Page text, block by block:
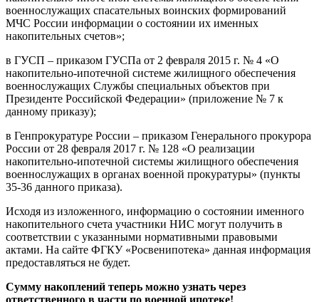
военнослужащих спасательных воинских формирований
МЧС России информации о состоянии их именных
накопительных счетов»;
в ГУСП – приказом ГУСПа от 2 февраля 2015 г. № 4 «О
накопительно-ипотечной системе жилищного обеспечения
военнослужащих Службы специальных объектов при
Президенте Российской Федерации» (приложение № 7 к
данному приказу);
в Генпрокуратуре России – приказом Генерального прокурора
России от 28 февраля 2017 г. № 128 «О реализации
накопительно-ипотечной системы жилищного обеспечения
военнослужащих в органах военной прокуратуры» (пункты
35-36 данного приказа).
Исходя из изложенного, информацию о состоянии именного
накопительного счета участники НИС могут получить в
соответствии с указанными нормативными правовыми
актами. На сайте ФГКУ «Росвенипотека» данная информация
предоставляться не будет.
Сумму накоплений теперь можно узнать через
ответственного в части по военной ипотеке!